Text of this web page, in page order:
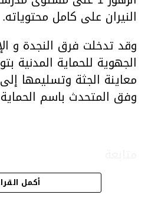
النيران على كامل محتوياته.
وقد تدخلت فرق النجدة و
الجهوية للحماية المدنية
معاينة الجثة وتسليمها
وفق المتحدث باسم الحماية
أكمل